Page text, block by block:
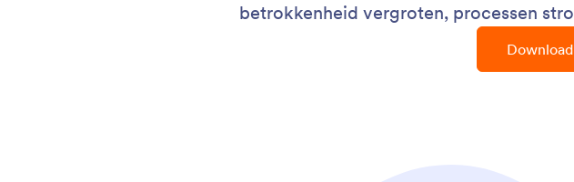
betrokkenheid vergroten, processen